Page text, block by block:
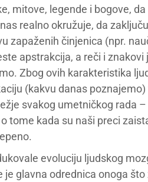
mitove, legende i bogove,
realno okružuje, da
zapaženih činjenica (npr.
apstrakcija, a reči i
Zbog ovih karakteristika
(kakvu danas
svakog umetničkog rada
tome kada su naši preci
evoluciju ljudskog
glavna odrednica onoga